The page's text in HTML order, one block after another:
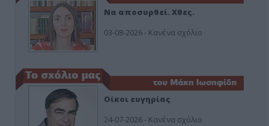
Να αποσυρθεί. Χθες.
03-08-2026 - Κανένα σχόλιο
Οίκοι ευγηρίας
24-07-2026 - Κανένα σχόλιο